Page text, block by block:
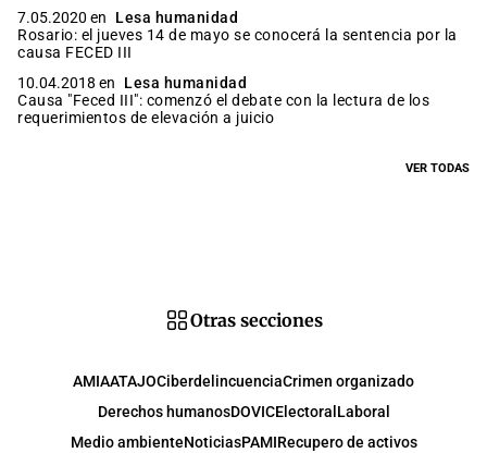
7.05.2020 en
Lesa humanidad
Rosario: el jueves 14 de mayo se conocerá la sentencia por la
causa FECED III
10.04.2018 en
Lesa humanidad
Causa "Feced III": comenzó el debate con la lectura de los
requerimientos de elevación a juicio
VER TODAS
Otras secciones
AMIAATAJOCiberdelincuenciaCrimen organizado
Derechos humanosDOVICElectoral Laboral
Medio ambienteNoticiasPAMIRecupero de activos